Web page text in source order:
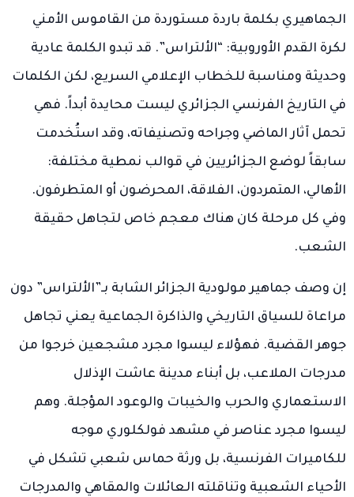
الجماهيري بكلمة باردة مستوردة من القاموس الأمني
لكرة القدم الأوروبية: “الألتراس”. قد تبدو الكلمة عادية
وحديثة ومناسبة للخطاب الإعلامي السريع، لكن الكلمات
في التاريخ الفرنسي الجزائري ليست محايدة أبداً. فهي
تحمل آثار الماضي وجراحه وتصنيفاته، وقد استُخدمت
سابقاً لوضع الجزائريين في قوالب نمطية مختلفة:
الأهالي، المتمردون، الفلاقة، المحرضون أو المتطرفون.
وفي كل مرحلة كان هناك معجم خاص لتجاهل حقيقة
الشعب.
إن وصف جماهير مولودية الجزائر الشابة بـ”الألتراس” دون
مراعاة للسياق التاريخي والذاكرة الجماعية يعني تجاهل
جوهر القضية. فهؤلاء ليسوا مجرد مشجعين خرجوا من
مدرجات الملاعب، بل أبناء مدينة عاشت الإذلال
الاستعماري والحرب والخيبات والوعود المؤجلة. وهم
ليسوا مجرد عناصر في مشهد فولكلوري موجه
للكاميرات الفرنسية، بل ورثة حماس شعبي تشكل في
الأحياء الشعبية وتناقلته العائلات والمقاهي والمدرجات